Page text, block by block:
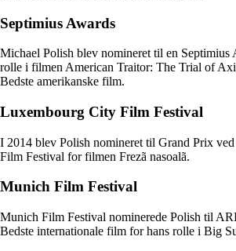
Septimius Awards
Michael Polish blev nomineret til en Septimius
rolle i filmen American Traitor: The Trial of
Bedste amerikanske film.
Luxembourg City Film Festival
I 2014 blev Polish nomineret til Grand Prix
Film Festival for filmen Frezã nasoalã.
Munich Film Festival
Munich Film Festival nominerede Polish til
Bedste internationale film for hans rolle i Big